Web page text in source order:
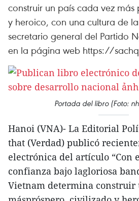
construir un país cada vez
y heroico, con una cultura de
secretario general del Partido
en la página web https://
Portada del libro (Foto:
Hanoi (VNA)- La Editorial
that (Verdad) publicó
electrónica del artículo “Con
confianza bajo lagloriosa
Vietnam determina construir